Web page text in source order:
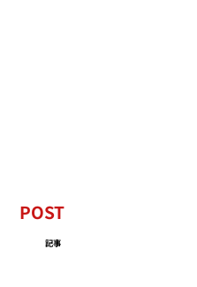
POST
記事